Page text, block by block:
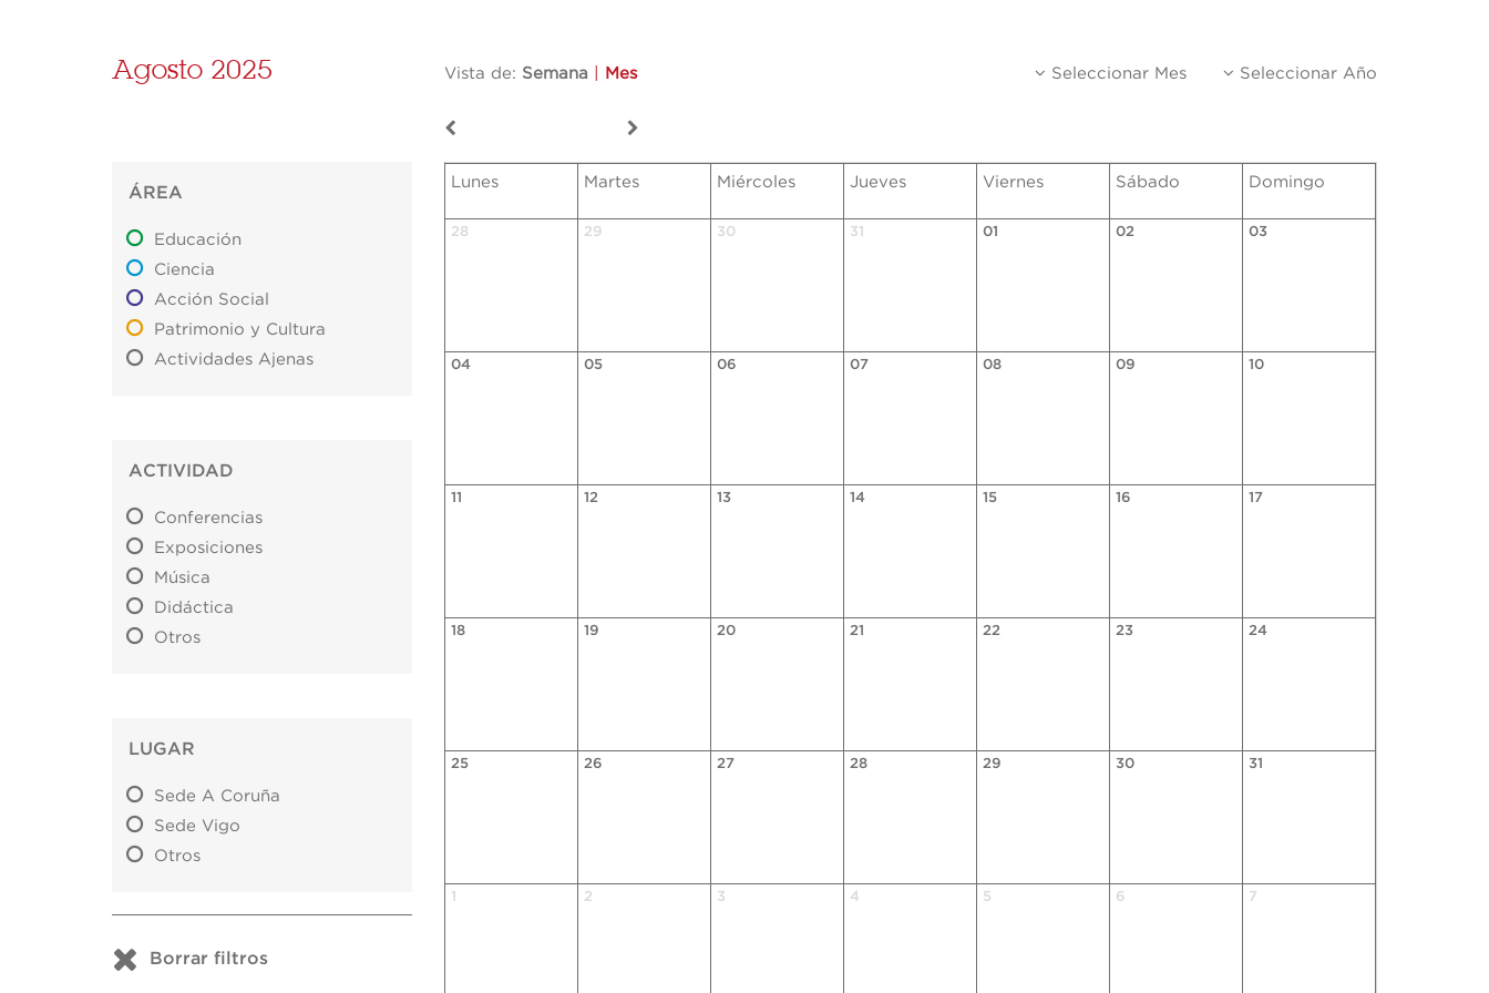
Agosto 2025 Vista de: Semana Mes Seleccionar Mes Seleccionar Año
ÁREA
Educación
Ciencia
Acción Social
Patrimonio y Cultura
Actividades Ajenas
ACTIVIDAD
Conferencias
Exposiciones
Música
Didáctica
Otros
LUGAR
Sede A Coruña
Sede Vigo
Otros
Borrar filtros
Lunes Martes Miércoles Jueves Viernes Sábado Domingo
28 29 30 31 01 02 03
04 05 06 07 08 09 10
11 12 13 14 15 16 17
18 19 20 21 22 23 24
25 26 27 28 29 30 31
1 2 3 4 5 6 7